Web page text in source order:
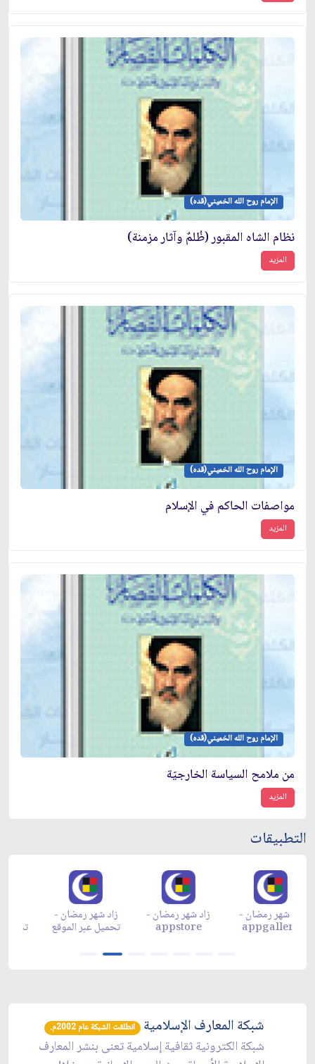
الإمام روح الله الخميني(قده)
نظام الشاه المقبور (ظُلمٌ وآثار مزمنة)
المزيد
الإمام روح الله الخميني(قده)
مواصفات الحاكم في الإسلام
المزيد
الإمام روح الله الخميني(قده)
من ملامح السياسة الخارجيّة
المزيد
التطبيقات
زاد شهر رمضان -
تحميل عبر الموقع
زاد شهر رمضان -
appstore
زاد شهر رمضان -
appgallery
شبكة المعارف الإسلامية انطلقت الشبكة عام 2002م.
شبكة الكترونية ثقافية إسلامية تعنى بنشر المعارف